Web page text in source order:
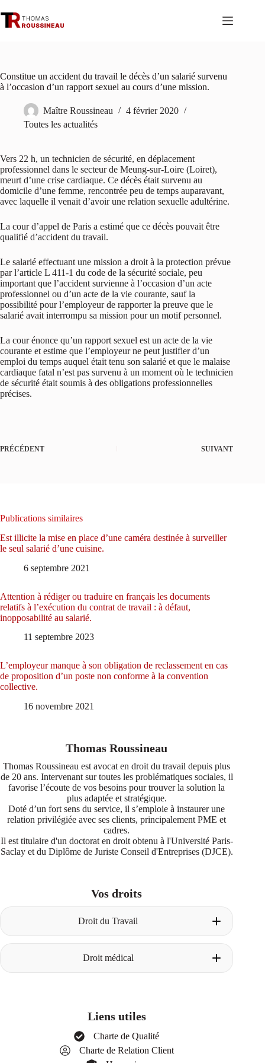
au
contenu
Constitue un accident du travail le décès d’un salarié survenu
à l’occasion d’un rapport sexuel au cours d’une mission.
Maître Roussineau
4 février 2020
Toutes les actualités
Vers 22 h, un technicien de sécurité, en déplacement
professionnel dans le secteur de Meung-sur-Loire (Loiret),
meurt d’une crise cardiaque. Ce décès était survenu au
domicile d’une femme, rencontrée peu de temps auparavant,
avec laquelle il venait d’avoir une relation sexuelle adultérine.
La cour d’appel de Paris a estimé que ce décès pouvait être
qualifié d’accident du travail.
Le salarié effectuant une mission a droit à la protection prévue
par l’article L 411-1 du code de la sécurité sociale, peu
important que l’accident survienne à l’occasion d’un acte
professionnel ou d’un acte de la vie courante, sauf la
possibilité pour l’employeur de rapporter la preuve que le
salarié avait interrompu sa mission pour un motif personnel.
La cour énonce qu’un rapport sexuel est un acte de la vie
courante et estime que l’employeur ne peut justifier d’un
emploi du temps auquel était tenu son salarié et que le malaise
cardiaque fatal n’est pas survenu à un moment où le technicien
de sécurité était soumis à des obligations professionnelles
précises.
PRÉCÉDENT SUIVANT
Publications similaires
Est illicite la mise en place d’une caméra destinée à surveiller
le seul salarié d’une cuisine.
6 septembre 2021
Attention à rédiger ou traduire en français les documents
relatifs à l’exécution du contrat de travail : à défaut,
inopposabilité au salarié.
11 septembre 2023
L’employeur manque à son obligation de reclassement en cas
de proposition d’un poste non conforme à la convention
collective.
16 novembre 2021
Thomas Roussineau
Thomas Roussineau est avocat en droit du travail depuis plus
de 20 ans. Intervenant sur toutes les problématiques sociales, il
favorise l’écoute de vos besoins pour trouver la solution la
plus adaptée et stratégique.
Doté d’un fort sens du service, il s’emploie à instaurer une
relation privilégiée avec ses clients, principalement PME et
cadres.
Il est titulaire d'un doctorat en droit obtenu à l'Université Paris-
Saclay et du Diplôme de Juriste Conseil d'Entreprises (DJCE).
Vos droits
Droit du Travail
Construire le dossier avant le licenciement
La procédure de licenciement pour faute
Licenciement pour insuffisance professionnelle
Employeur : stratégie et arguments
Salarié : stratégie et arguments
La procédure de licenciement pour
Droit médical
Les différents cas de responsabilité médicale
La procédure d’indemnisation
Réparation du préjudice corporel
Les parties en présence
Liens utiles
Charte de Qualité
Charte de Relation Client